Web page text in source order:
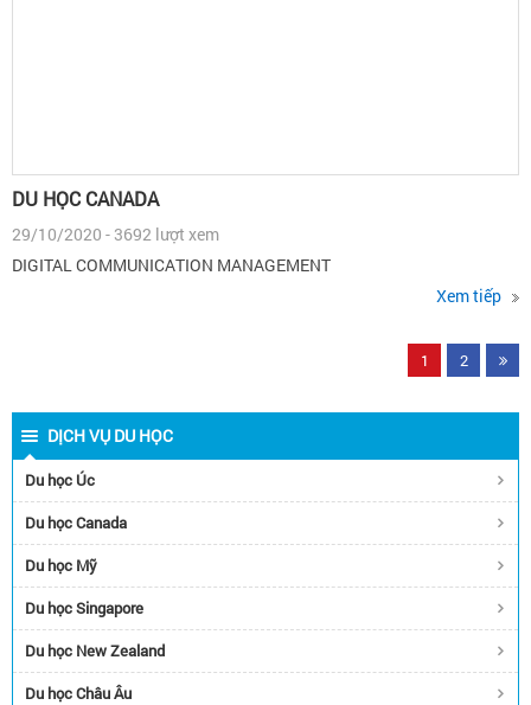
DU HỌC CANADA
29/10/2020 - 3692 lượt xem
DIGITAL COMMUNICATION MANAGEMENT
Xem tiếp
1 2
DỊCH VỤ DU HỌC
Du học Úc
Du học Canada
Du học Mỹ
Du học Singapore
Du học New Zealand
Du học Châu Âu